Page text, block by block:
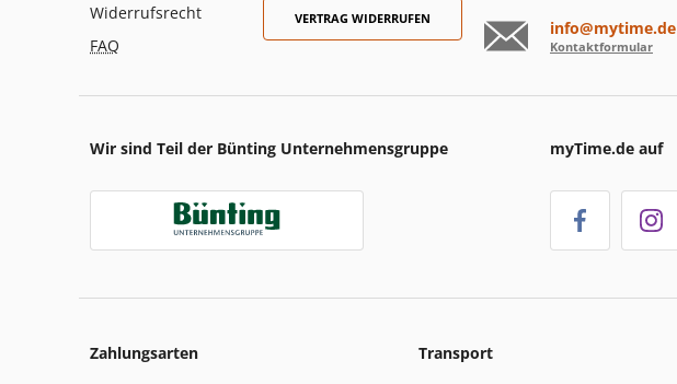
Widerrufsrecht
FAQ
VERTRAG WIDERRUFEN info@mytime.de
Kontaktformular
Wir sind Teil der Bünting Unternehmensgruppe myTime.de auf
Zahlungsarten Transport